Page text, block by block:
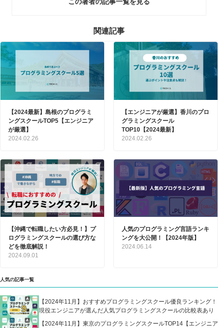
この著者の記事一覧を見る
関連記事
【2024最新】島根のプログラミ
ングスクールTOP5【エンジニア
が厳選】
2024.02.26
【エンジニアが厳選】香川のプロ
グラミングスクール
TOP10【2024最新】
2024.02.26
【沖縄で転職したい方必見！】プ
ログラミングスクールの選び方な
どを徹底解説！
2024.09.01
人気のプログラミング言語ランキ
ングを大公開！【2024年版】
2024.06.14
人気の記事一覧
【2024年11月】おすすめプログラミングスクール優良ランキング！
現役エンジニアが選んだ人気プログラミングスクールの比較表あり
【2024年11月】東京のプログラミングスクールTOP14【エンジニア